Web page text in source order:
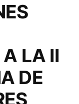
A LA II
DE